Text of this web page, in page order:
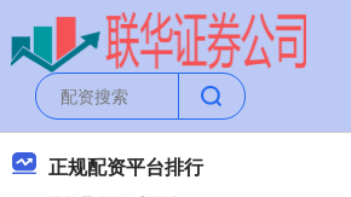
正规配资平台排行